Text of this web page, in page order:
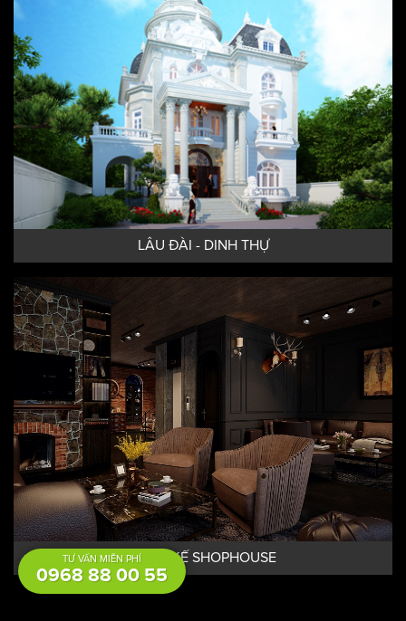
LÂU ĐÀI - DINH THỰ
THIẾT KẾ SHOPHOUSE
TƯ VẤN MIỄN PHÍ
0968 88 00 55